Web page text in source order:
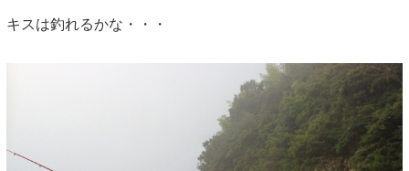
キスは釣れるかな・・・